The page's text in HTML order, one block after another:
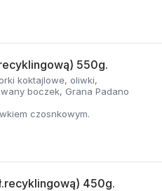
550g.
koktajlowe, oliwki,
boczek, Grana Padano
czosnkowym.
450g.